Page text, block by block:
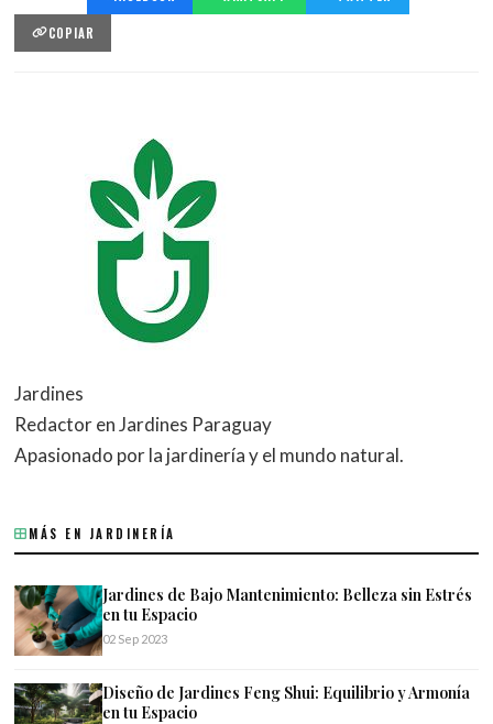
COPIAR
Jardines
Redactor en Jardines Paraguay
Apasionado por la jardinería y el mundo natural.
MÁS EN JARDINERÍA
Jardines de Bajo Mantenimiento: Belleza sin Estrés
en tu Espacio
02 Sep 2023
Diseño de Jardines Feng Shui: Equilibrio y Armonía
en tu Espacio